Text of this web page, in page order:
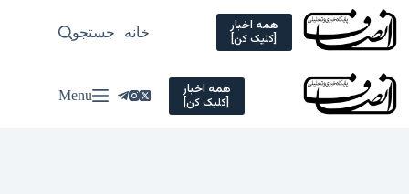
Skip
content
همه اخبار
[کلیک کن] خانه سیاسی
جستجو
همه اخبار
[کلیک کن] Menu